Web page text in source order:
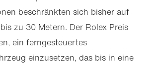
beschränkten sich bisher auf
zu 30 Metern. Der Rolex Preis
ein ferngesteuertes
einzusetzen, das bis in eine